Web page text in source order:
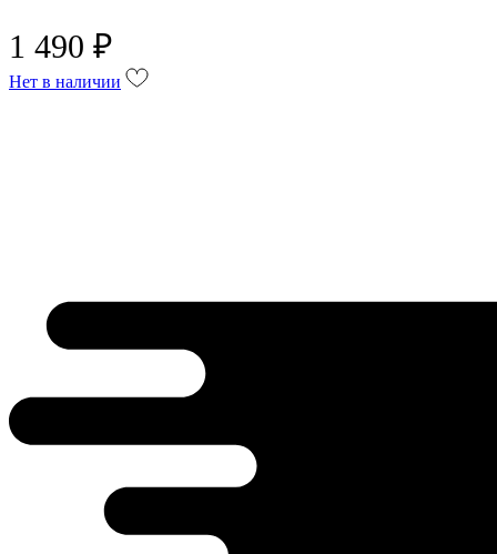
1 490 ₽
Нет в наличии